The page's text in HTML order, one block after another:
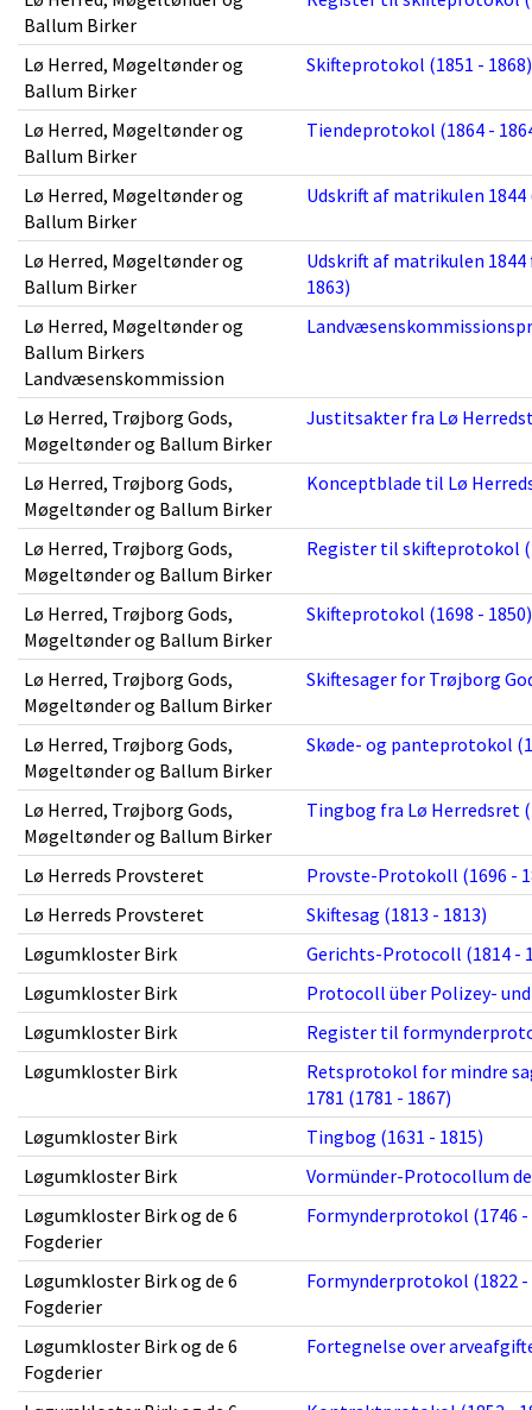
Ballum Birker
Lø Herred, Møgeltønder og
Ballum Birker
Skifteprotokol (1851 - 1868)
Lø Herred, Møgeltønder og
Ballum Birker
Tiendeprotokol (1864 -
Lø Herred, Møgeltønder og
Ballum Birker
Udskrift af matrikulen 1844
Lø Herred, Møgeltønder og
Ballum Birker
Udskrift af matrikulen
1863)
Lø Herred, Møgeltønder og
Ballum Birkers
Landvæsenskommission
Lø Herred, Trøjborg Gods,
Møgeltønder og Ballum Birker
Justitsakter fra Lø
Lø Herred, Trøjborg Gods,
Møgeltønder og Ballum Birker
Konceptblade til Lø
Lø Herred, Trøjborg Gods,
Møgeltønder og Ballum Birker
Register til skifteprotokol
Lø Herred, Trøjborg Gods,
Møgeltønder og Ballum Birker
Skifteprotokol (1698 - 1850)
Lø Herred, Trøjborg Gods,
Møgeltønder og Ballum Birker
Skiftesager for Trøjborg
Lø Herred, Trøjborg Gods,
Møgeltønder og Ballum Birker
Skøde- og panteprotokol
Lø Herred, Trøjborg Gods,
Møgeltønder og Ballum Birker
Tingbog fra Lø Herredsret
Lø Herreds Provsteret
Provste-Protokoll (1696 -
Lø Herreds Provsteret
Skiftesag (1813 - 1813)
Løgumkloster Birk
Gerichts-Protocoll (1814 -
Løgumkloster Birk
Protocoll über Polizey-
Løgumkloster Birk
Register til
Løgumkloster Birk
Retsprotokol for mindre
1781 (1781 - 1867)
Løgumkloster Birk
Tingbog (1631 - 1815)
Løgumkloster Birk
Vormünder-Protocollum
Løgumkloster Birk og de 6
Fogderier
Formynderprotokol (1746 -
Løgumkloster Birk og de 6
Fogderier
Formynderprotokol (1822 -
Løgumkloster Birk og de 6
Fogderier
Fortegnelse over